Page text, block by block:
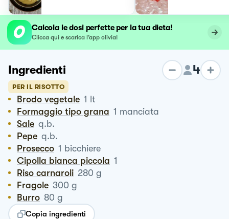
Calcola le dosi perfette per la tua dieta!
Clicca qui e scarica l’app olivia!
Ingredienti 4
PER IL RISOTTO
Brodo vegetale 1 lt
Formaggio tipo grana 1 manciata
Sale q.b.
Pepe q.b.
Prosecco 1 bicchiere
Cipolla bianca piccola 1
Riso carnaroli 280 g
Fragole 300 g
Burro 80 g
Copia ingredienti